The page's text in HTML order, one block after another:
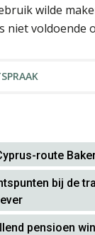
wilde
niet voldoende
route
bij de
pensioen